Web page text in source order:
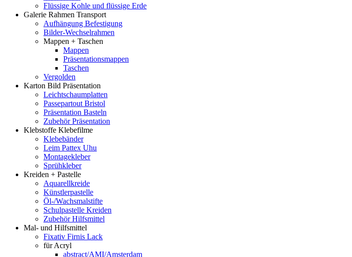
Flüssige Kohle und flüssige Erde
Galerie Rahmen Transport
Aufhängung Befestigung
Bilder-Wechselrahmen
Mappen + Taschen
Mappen
Präsentationsmappen
Taschen
Vergolden
Karton Bild Präsentation
Leichtschaumplatten
Passepartout Bristol
Präsentation Basteln
Zubehör Präsentation
Klebstoffe Klebefilme
Klebebänder
Leim Pattex Uhu
Montagekleber
Sprühkleber
Kreiden + Pastelle
Aquarellkreide
Künstlerpastelle
Öl-/Wachsmalstifte
Schulpastelle Kreiden
Zubehör Hilfsmittel
Mal- und Hilfsmittel
Fixativ Firnis Lack
für Acryl
abstract/AMI/Amsterdam